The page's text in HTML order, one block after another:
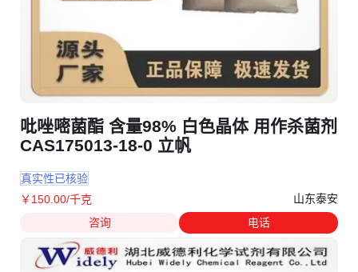
吡唑嘧菌酯 含量98% 白色晶体 用作杀菌剂
CAS175013-18-0 立帆
真实性已核验
￥ 150 .00/千克
山东泰安
咨询
电话